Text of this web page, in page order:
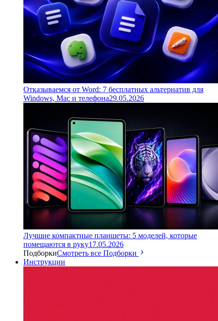
Отказываемся от Word: 7 бесплатных альтернатив для
Windows, Mac и телефона29.05.2026
Лучшие компактные планшеты: 5 моделей, которые
помещаются в руку17.05.2026
ПодборкиСмотреть все Подборки
Инструкции